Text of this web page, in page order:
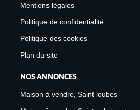
Mentions légales
Politique de confidentialité
Politique des cookies
Plan du site
NOS ANNONCES
Maison à vendre, Saint loubes